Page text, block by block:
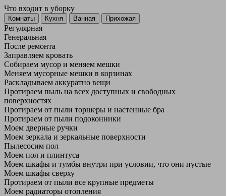
Что входит в уборку
Регу­лярная
Гене­ральная
После ремонта
Заправляем кровать
Собираем мусор и меняем мешки
Меняем мусорные мешки в корзинах
Раскладываем аккуратно вещи
Протираем пыль на всех доступных и свободных
поверхностях
Протираем от пыли торшеры и настенные бра
Протираем от пыли подоконники
Моем дверные ручки
Моем зеркала и зеркальные поверхности
Пылесосим пол
Моем пол и плинтуса
Моем шкафы и тумбы внутри при условии, что они пустые
Моем шкафы сверху
Протираем от пыли все крупные предметы
Моем радиаторы отопления